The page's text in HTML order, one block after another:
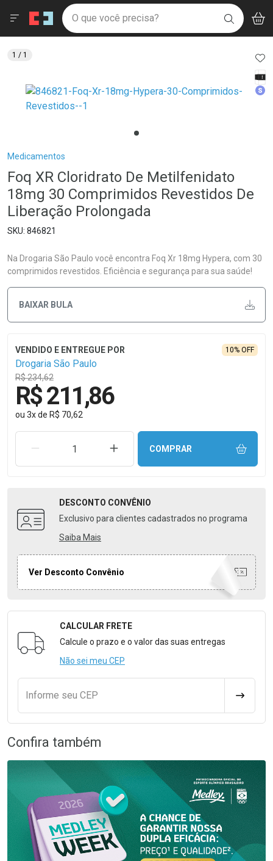
Drogaria São Paulo
Ir direto para a home
pela página
Ir direto para o conteúdo
Ir direto para a busca
Ir direto para a conta
Ir direto para a notificações
Ir direto para o carrinho
Ir direto para o menu
Faça a sua busca
O que você precisa? BUSCAR
Menu
Breadcrumb
Medicamentos
Foq XR Cloridrato De Metilfenidato
18mg 30 Comprimidos Revestidos De
Liberação Prolongada
846821
Na Drogaria São Paulo você encontra Foq Xr 18mg Hypera, com 30
comprimidos revestidos. Eficiência e segurança para sua saúde!
BAIXAR BULA
Drogaria São Paulo
R$ 234,62
10% OFF
R$ 211,86
ou 3xde R$ 70,62
REMOVER UMA UNIDADEAUMENTAR UMA UNIDADE
COMPRAR
DESCONTO CONVÊNIO
Exclusivo para clientes cadastrados no programa
Saiba Mais
Ver Desconto Convênio
Formulário para Calcular o Frete
CALCULAR FRETE
Calcule o prazo e o valor das suas entregas
Não sei meu CEP
Informe seu CEP
1 / 1
Confira também